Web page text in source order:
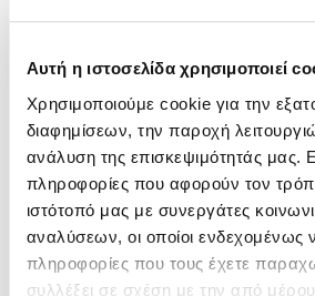
Αυτή η ιστοσελίδα χρησιμοποιεί
Χρησιμοποιούμε cookie για την
διαφημίσεων, την παροχή
ανάλυση της επισκεψιμότητάς μας.
πληροφορίες που αφορούν τον
ιστότοπό μας με συνεργάτες
αναλύσεων, οι οποίοι ενδεχομένως
πληροφορίες που τους έχετε
συλλέξει σε σχέση με την από
ιστοσελίδα αφού διαβάσουν
κριτική